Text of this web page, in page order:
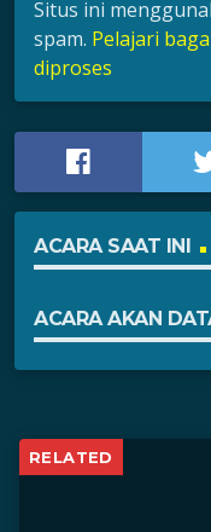
Situs ini
spam. Pelajari
diproses
ACARA SAAT INI
ACARA AKAN
RELATED